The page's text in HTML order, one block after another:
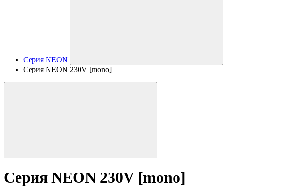
Серия NEON
Серия NEON 230V [mono]
Серия NEON 230V [mono]